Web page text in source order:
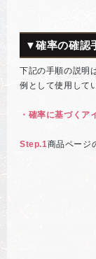
▼確率の確認
下記の手順の説明
例として使用して
・確率に基づくア
Step.1商品ページ